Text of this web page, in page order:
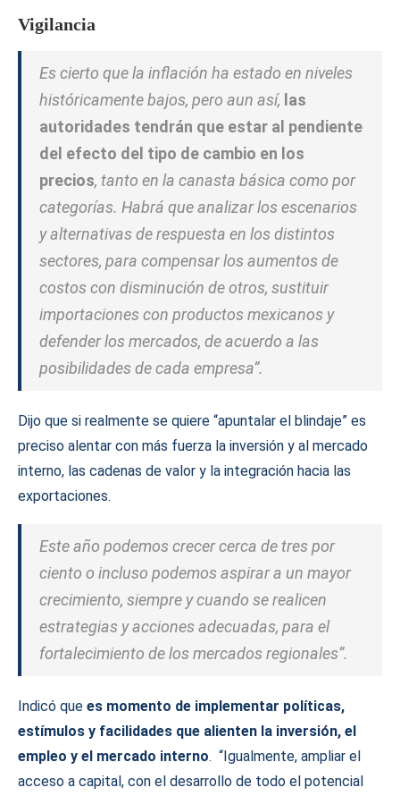
Vigilancia
Es cierto que la inflación ha estado en niveles
históricamente bajos, pero aun así, las
autoridades tendrán que estar al pendiente
del efecto del tipo de cambio en los
precios, tanto en la canasta básica como por
categorías. Habrá que analizar los escenarios
y alternativas de respuesta en los distintos
sectores, para compensar los aumentos de
costos con disminución de otros, sustituir
importaciones con productos mexicanos y
defender los mercados, de acuerdo a las
posibilidades de cada empresa”.
Dijo que si realmente se quiere “apuntalar el blindaje” es
preciso alentar con más fuerza la inversión y al mercado
interno, las cadenas de valor y la integración hacia las
exportaciones.
Este año podemos crecer cerca de tres por
ciento o incluso podemos aspirar a un mayor
crecimiento, siempre y cuando se realicen
estrategias y acciones adecuadas, para el
fortalecimiento de los mercados regionales”.
Indicó que es momento de implementar políticas,
estímulos y facilidades que alienten la inversión, el
empleo y el mercado interno. “Igualmente, ampliar el
acceso a capital, con el desarrollo de todo el potencial